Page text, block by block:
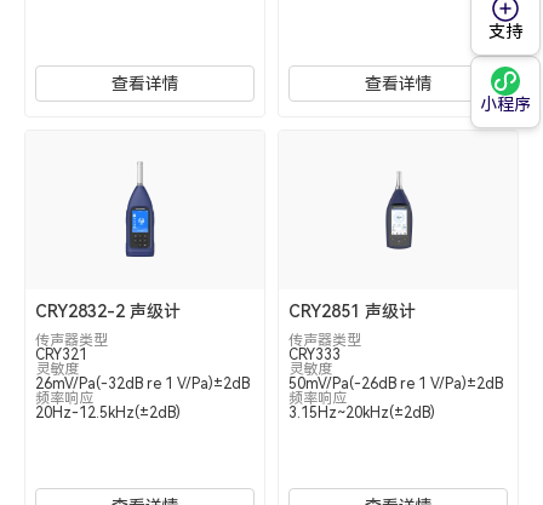
查看详情 查看详情
CRY2832-2 声级计
传声器类型
CRY321
灵敏度
26mV/Pa(-32dB re 1 V/Pa)±2dB
频率响应
20Hz-12.5kHz(±2dB)
CRY2851 声级计
传声器类型
CRY333
灵敏度
50mV/Pa(-26dB re 1 V/Pa)±2dB
频率响应
3.15Hz~20kHz(±2dB)
支持
小程序